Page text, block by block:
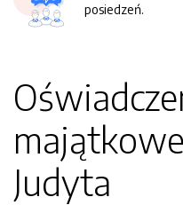
posiedzeń.
Judyta